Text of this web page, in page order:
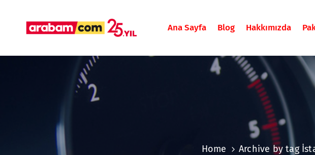
Ana Sayfa Blog Hakkımızda
Home Archive by tag